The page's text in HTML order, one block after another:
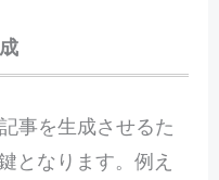
事を生成させるた
となります。例え